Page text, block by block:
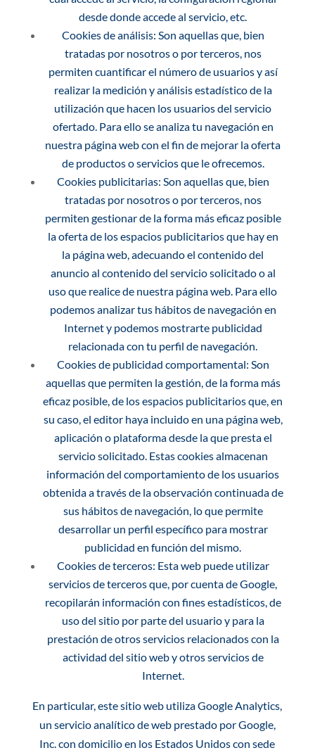
desde donde accede al servicio, etc.
Cookies de análisis: Son aquellas que, bien
tratadas por nosotros o por terceros, nos
permiten cuantificar el número de usuarios y así
realizar la medición y análisis estadístico de la
utilización que hacen los usuarios del servicio
ofertado. Para ello se analiza tu navegación en
nuestra página web con el fin de mejorar la oferta
de productos o servicios que le ofrecemos.
Cookies publicitarias: Son aquellas que, bien
tratadas por nosotros o por terceros, nos
permiten gestionar de la forma más eficaz posible
la oferta de los espacios publicitarios que hay en
la página web, adecuando el contenido del
anuncio al contenido del servicio solicitado o al
uso que realice de nuestra página web. Para ello
podemos analizar tus hábitos de navegación en
Internet y podemos mostrarte publicidad
relacionada con tu perfil de navegación.
Cookies de publicidad comportamental: Son
aquellas que permiten la gestión, de la forma más
eficaz posible, de los espacios publicitarios que, en
su caso, el editor haya incluido en una página web,
aplicación o plataforma desde la que presta el
servicio solicitado. Estas cookies almacenan
información del comportamiento de los usuarios
obtenida a través de la observación continuada de
sus hábitos de navegación, lo que permite
desarrollar un perfil específico para mostrar
publicidad en función del mismo.
Cookies de terceros: Esta web puede utilizar
servicios de terceros que, por cuenta de Google,
recopilarán información con fines estadísticos, de
uso del sitio por parte del usuario y para la
prestación de otros servicios relacionados con la
actividad del sitio web y otros servicios de
Internet.
En particular, este sitio web utiliza Google Analytics,
un servicio analítico de web prestado por Google,
Inc. con domicilio en los Estados Unidos con sede